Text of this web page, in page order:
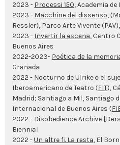
2023 - Processi 150, Academia
2023 - Macchine del dissenso,
Ressler), Parco Arte Vivente
2023 - Invertir la escena, Centro
Buenos Aires
2022-2023- Poética de la
Granada
2022 - Nocturno de Ulrike o el
Iberoamericano de Teatro (FIT),
Madrid; Santiago a Mil, Santiago
Internacional de Buenos Aires (
2022 - Disobedience Archive
Biennial
2022 -Un altre fi. La resta, El